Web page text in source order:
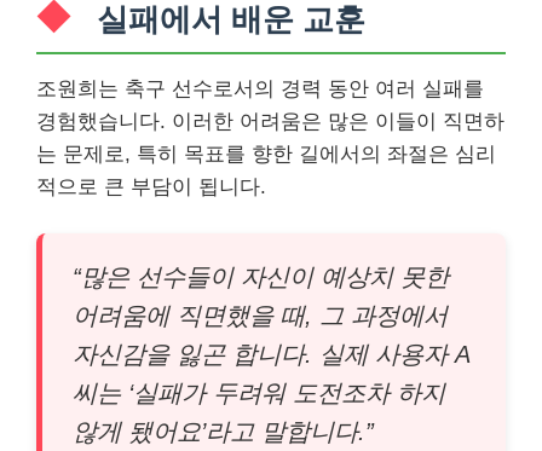
실패에서 배운 교훈
조원희는 축구 선수로서의 경력 동안 여러 실패를
경험했습니다. 이러한 어려움은 많은 이들이 직면하
는 문제로, 특히 목표를 향한 길에서의 좌절은 심리
적으로 큰 부담이 됩니다.
“많은 선수들이 자신이 예상치 못한
어려움에 직면했을 때, 그 과정에서
자신감을 잃곤 합니다. 실제 사용자 A
씨는 ‘실패가 두려워 도전조차 하지
않게 됐어요’라고 말합니다.”